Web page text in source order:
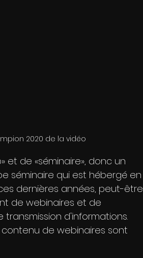
2020 de la vidéo
et de «séminaire», donc un
séminaire qui est hébergé en
dernières années, peut-être
de webinaires et de
d'informations.
contenu de webinaires sont